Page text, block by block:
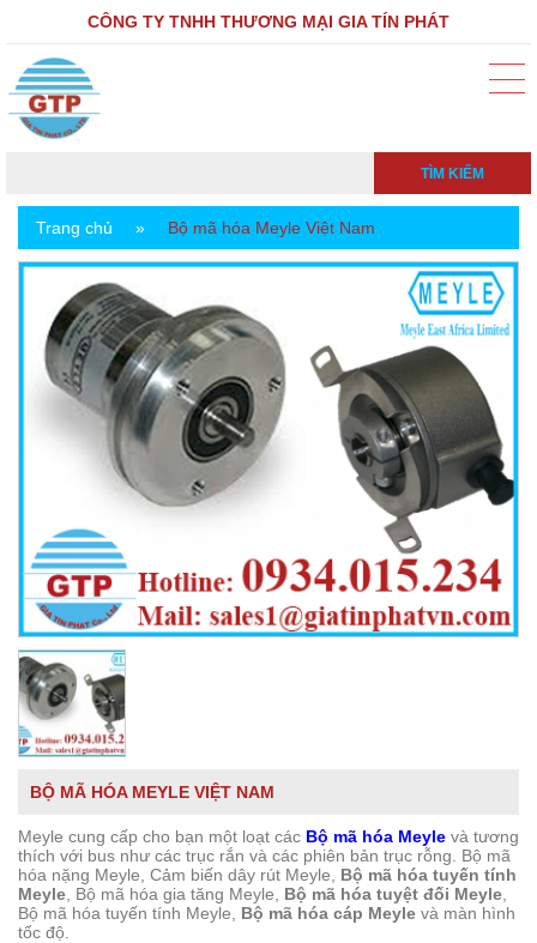
CÔNG TY TNHH THƯƠNG MẠI GIA TÍN PHÁT
TÌM KIẾM
Trang chủ » Bộ mã hóa Meyle Việt Nam
BỘ MÃ HÓA MEYLE VIỆT NAM
Meyle cung cấp cho bạn một loạt các Bộ mã hóa Meyle và tương
thích với bus như các trục rắn và các phiên bản trục rỗng. Bộ mã
hóa nặng Meyle, Cảm biến dây rút Meyle, Bộ mã hóa tuyến tính
Meyle , Bộ mã hóa gia tăng Meyle, Bộ mã hóa tuyệt đối Meyle
Bộ mã hóa tuyến tính Meyle, Bộ mã hóa cáp Meyle và màn hình
tốc độ.